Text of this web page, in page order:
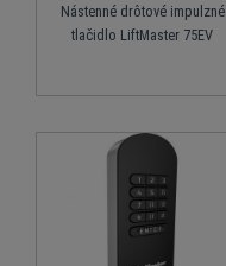
Nástenné drôtové impulzné
tlačidlo LiftMaster 75EV